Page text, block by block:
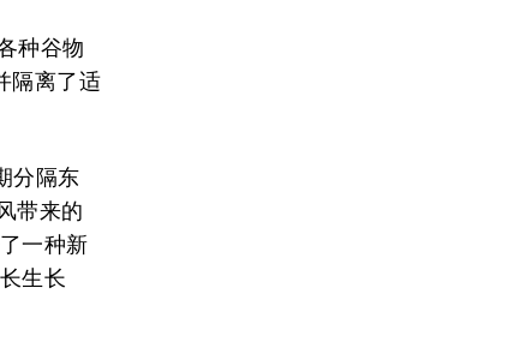
种谷物
隔离了适
分隔东
带来的
一种新
生长